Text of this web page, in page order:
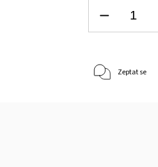
Zeptat se